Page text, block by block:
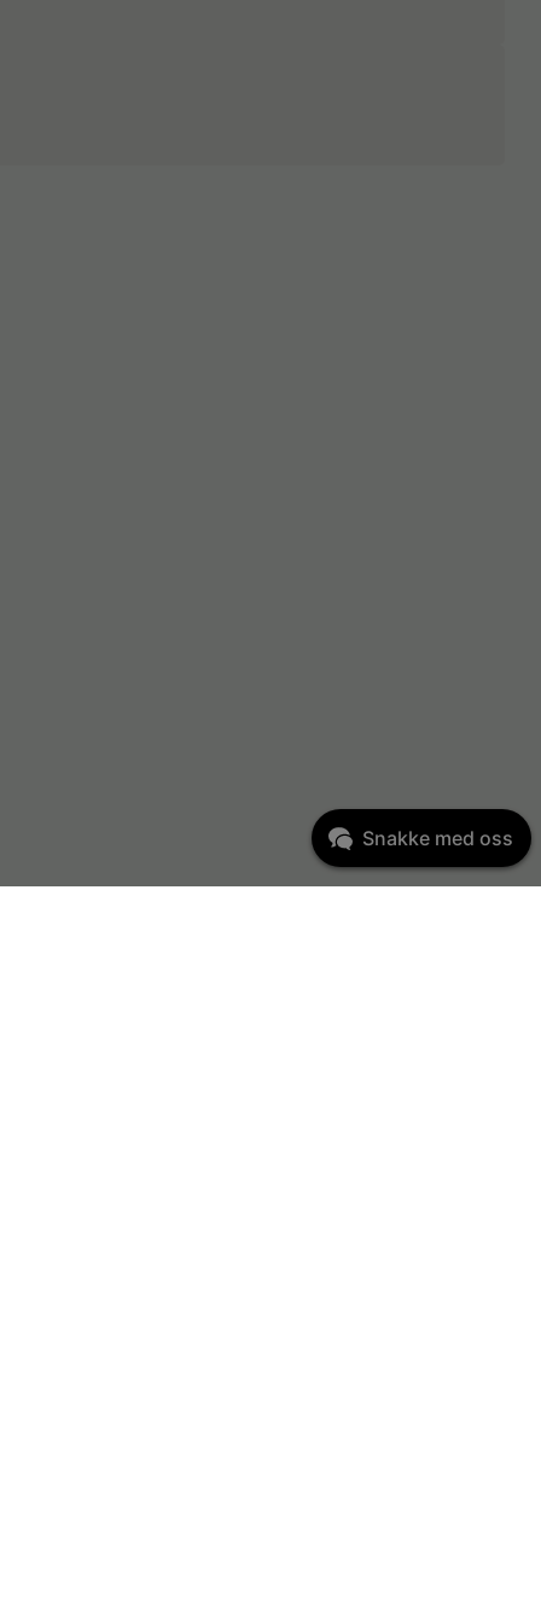
Snakke med oss